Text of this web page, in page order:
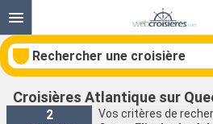
Rechercher une croisière
Croisières Atlantique sur
2
Vos critères de